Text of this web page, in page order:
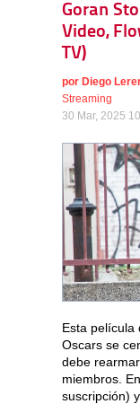
Goran
Video,
TV)
por Diego
Streaming
30 Mar, 2025
Esta película
Oscars se
debe
miembros.
suscripción)